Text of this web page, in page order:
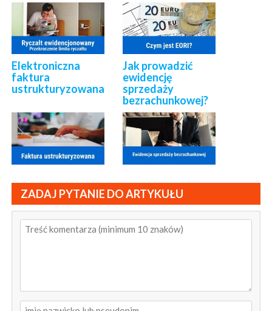
Elektroniczna
faktura
ustrukturyzowana
Jak prowadzić
ewidencję
sprzedaży
bezrachunkowej?
ZADAJ PYTANIE DO ARTYKUŁU